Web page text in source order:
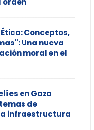
orden"
Conceptos,
Una nueva
moral en el
en Gaza
de
infraestructura